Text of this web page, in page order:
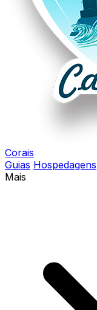
Corais
Guias Hospedagens
Mais